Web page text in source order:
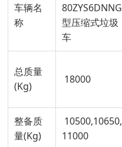
车辆名
称
80ZYS6DNNG
型压缩式垃圾
车
总质量
(Kg)
18000
整备质
量(Kg)
10500,10650,
11000